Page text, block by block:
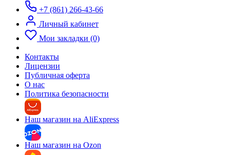
+7 (861) 266-43-66
Личный кабинет
Мои закладки (0)
Контакты
Лицензии
Публичная оферта
О нас
Политика безопасности
Наш магазин на AliExpress
Наш магазин на Ozon